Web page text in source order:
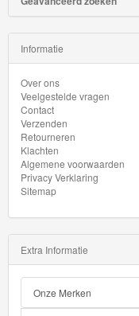
Houten
Speelgoed
Thomas
Pre-
School
Chuggington
Hot
Wheels
Majorette
autos
Informatie
Over ons
Veelgestelde vragen
Contact
Verzenden
Retourneren
Klachten
Algemene voorwaarden
Privacy Verklaring
Sitemap
Extra Informatie
Onze Merken